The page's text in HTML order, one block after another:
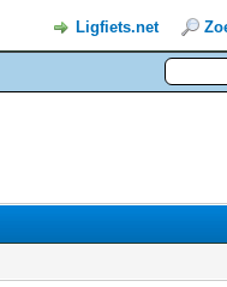
Ligfiets.net